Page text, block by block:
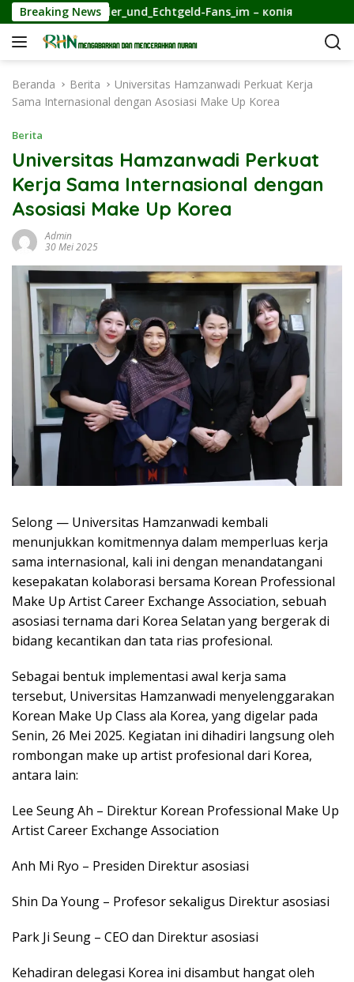
a
Breaking News Fans_im – копія
Beranda Berita
Universitas Hamzanwadi Perkuat Kerja
Sama Internasional dengan Asosiasi Make Up Korea
Berita
Universitas Hamzanwadi Perkuat
Kerja Sama Internasional dengan
Asosiasi Make Up Korea
Admin
30 Mei 2025
Selong — Universitas Hamzanwadi kembali
menunjukkan komitmennya dalam memperluas kerja
sama internasional, kali ini dengan menandatangani
kesepakatan kolaborasi bersama Korean Professional
Make Up Artist Career Exchange Association, sebuah
asosiasi ternama dari Korea Selatan yang bergerak di
bidang kecantikan dan tata rias profesional.
Sebagai bentuk implementasi awal kerja sama
tersebut, Universitas Hamzanwadi menyelenggarakan
Korean Make Up Class ala Korea, yang digelar pada
Senin, 26 Mei 2025. Kegiatan ini dihadiri langsung oleh
rombongan make up artist profesional dari Korea,
antara lain:
Lee Seung Ah – Direktur Korean Professional Make Up
Artist Career Exchange Association
Anh Mi Ryo – Presiden Direktur asosiasi
Shin Da Young – Profesor sekaligus Direktur asosiasi
Park Ji Seung – CEO dan Direktur asosiasi
Kehadiran delegasi Korea ini disambut hangat oleh